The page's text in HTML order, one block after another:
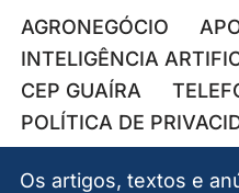
AGRONEGÓCIO
INTELIGÊNCIA
CEP GUAÍRA
POLÍTICA DE
Os artigos, textos e